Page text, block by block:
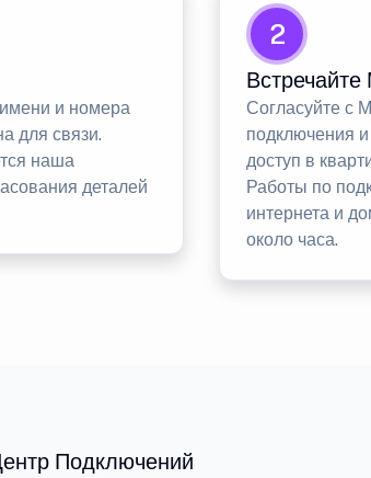
и номера
для связи.
наша
деталей
2
Согласуйте с
подключения
доступ в
Работы по
интернета и
около часа.
Подключений